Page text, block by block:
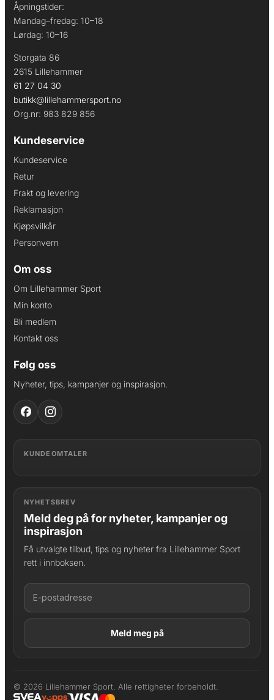
Åpningstider:
Mandag–fredag: 10–18
Lørdag: 10–16
Storgata 86
2615 Lillehammer
61 27 04 30
butikk@lillehammersport.no
Org.nr: 983 829 856
Kundeservice
Kundeservice
Retur
Frakt og levering
Reklamasjon
Kjøpsvilkår
Personvern
Om oss
Om Lillehammer Sport
Min konto
Bli medlem
Kontakt oss
Følg oss
Nyheter, tips, kampanjer og inspirasjon.
KUNDEOMTALER
NYHETSBREV
Meld deg på for nyheter, kampanjer og
inspirasjon
Få utvalgte tilbud, tips og nyheter fra Lillehammer Sport
rett i innboksen.
© 2026 Lillehammer Sport. Alle rettigheter forbeholdt.
LAGT I HANDLEKURV
Produktet er lagt til